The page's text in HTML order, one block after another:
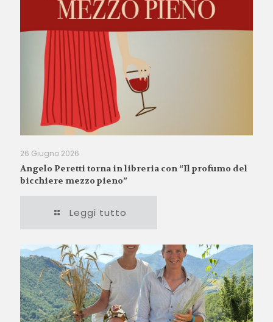
26 Giugno 2026
Angelo Peretti torna in libreria con “Il profumo del
bicchiere mezzo pieno”
Leggi tutto